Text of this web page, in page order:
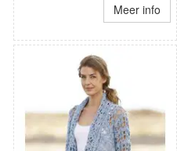
Meer info